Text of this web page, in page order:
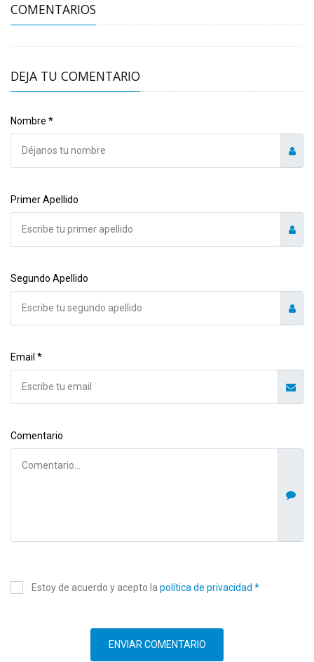
COMENTARIOS
DEJA TU COMENTARIO
Nombre *
Primer Apellido
Segundo Apellido
Email *
Comentario
Estoy de acuerdo y acepto la política de privacidad *
ENVIAR COMENTARIO